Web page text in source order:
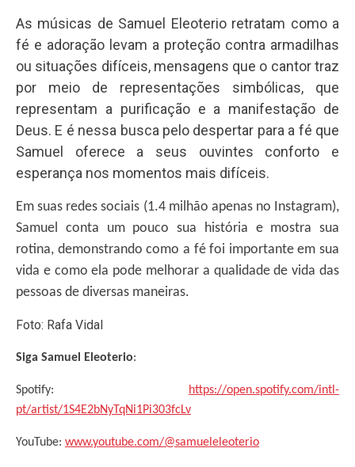
As músicas de Samuel Eleoterio retratam como a
fé e adoração levam a proteção contra armadilhas
ou situações difíceis, mensagens que o cantor traz
por meio de representações simbólicas, que
representam a purificação e a manifestação de
Deus. E é nessa busca pelo despertar para a fé que
Samuel oferece a seus ouvintes conforto e
esperança nos momentos mais difíceis.
Em suas redes sociais (1.4 milhão apenas no Instagram),
Samuel conta um pouco sua história e mostra sua
rotina, demonstrando como a fé foi importante em sua
vida e como ela pode melhorar a qualidade de vida das
pessoas de diversas maneiras.
Foto: Rafa Vidal
Siga Samuel Eleoterio:
Spotify:
https://open.spotify.com/intl-
pt/artist/1S4E2bNyTqNi1Pi303fcLv
YouTube: www.youtube.com/@samueleleoterio